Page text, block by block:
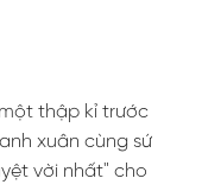
thập kỉ trước
xuân cùng sứ
vời nhất" cho